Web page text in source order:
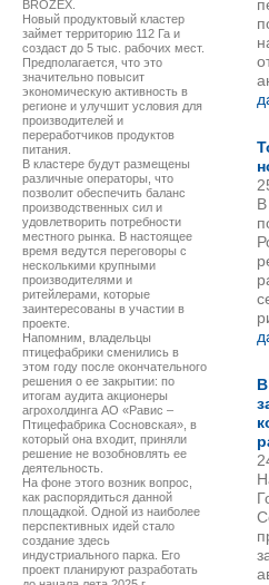
BROZEX.
Новый продуктовый кластер
займет территорию 112 Га и
создаст до 5 тыс. рабочих мест.
Предполагается, что это
значительно повысит
экономическую активность в
регионе и улучшит условия для
производителей и
переработчиков продуктов
питания.
В кластере будут размещены
различные операторы, что
позволит обеспечить баланс
производственных сил и
удовлетворить потребности
местного рынка. В настоящее
время ведутся переговоры с
несколькими крупными
производителями и
ритейлерами, которые
заинтересованы в участии в
проекте.
Напомним, владельцы
птицефабрики сменились в
этом году после окончательного
решения о ее закрытии: по
итогам аудита акционеры
агрохолдинга АО «Равис –
Птицефабрика Сосновская», в
который она входит, приняли
решение не возобновлять ее
деятельность.
На фоне этого возник вопрос,
как распорядиться данной
площадкой. Одной из наиболее
перспективных идей стало
создание здесь
индустриального парка. Его
проект планируют разработать